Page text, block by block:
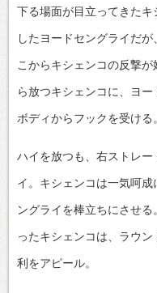
下る場面が目立ってきた
したヨードセングライだ
こからキシェンコの反撃
ら放つキシェンコに、ヨー
ボディからフックを受ける。
ハイを放つも、右ストレ
イ。キシェンコは一気呵
ングライを棒立ちにさせ
ったキシェンコは、ラウ
利をアピール。